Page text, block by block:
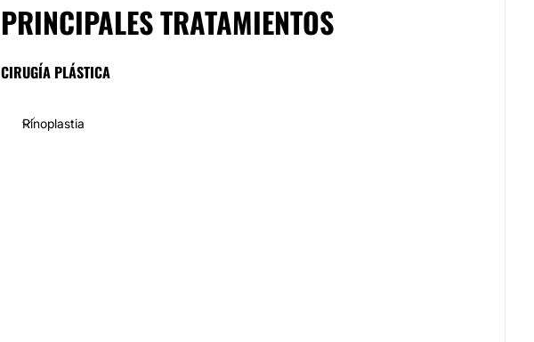
PRINCIPALES TRATAMIENTOS
CIRUGÍA PLÁSTICA
Rinoplastia